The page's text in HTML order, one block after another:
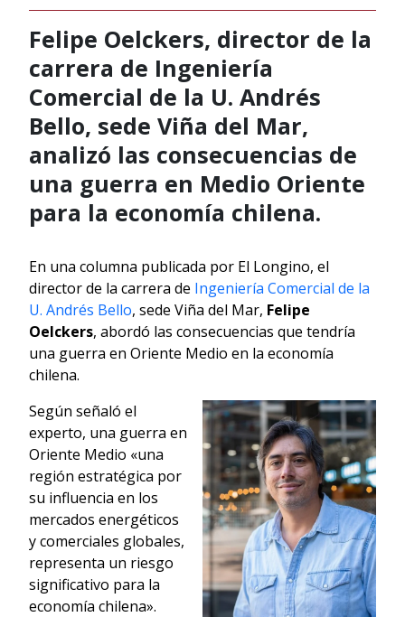
Felipe Oelckers, director de la
carrera de Ingeniería
Comercial de la U. Andrés
Bello, sede Viña del Mar,
analizó las consecuencias de
una guerra en Medio Oriente
para la economía chilena.
En una columna publicada por El Longino, el
director de la carrera de Ingeniería Comercial de la
U. Andrés Bello, sede Viña del Mar, Felipe
Oelckers, abordó las consecuencias que tendría
una guerra en Oriente Medio en la economía
chilena.
Según señaló el
experto, una guerra en
Oriente Medio «una
región estratégica por
su influencia en los
mercados energéticos
y comerciales globales,
representa un riesgo
significativo para la
economía chilena».